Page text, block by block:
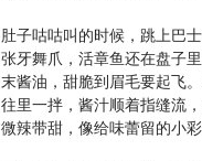
肚子咕咕叫的时候，跳上巴
张牙舞爪，活章鱼还在盘子
末酱油，甜脆到眉毛要起飞
往里一拌，酱汁顺着指缝流
微辣带甜，像给味蕾留的小彩